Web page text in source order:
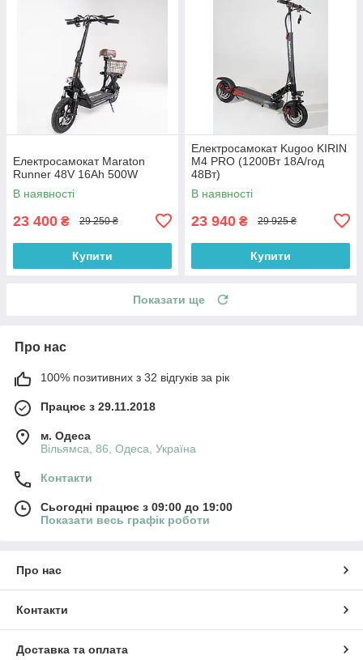
Електросамокат Maraton
Runner 48V 16Ah 500W
В наявності
23 400 ₴ 29 250 ₴
Купити
Електросамокат Kugoo KIRIN
M4 PRO (1200Вт 18А/год
48Вт)
В наявності
23 940 ₴ 29 925 ₴
Купити
Показати ще
Про нас
100% позитивних з 32 відгуків за рік
Працює з 29.11.2018
м. Одеса
Вільямса, 86, Одеса, Україна
Контакти
Сьогодні працює з 09:00 до 19:00
Показати весь графік роботи
Про нас
Контакти
Доставка та оплата